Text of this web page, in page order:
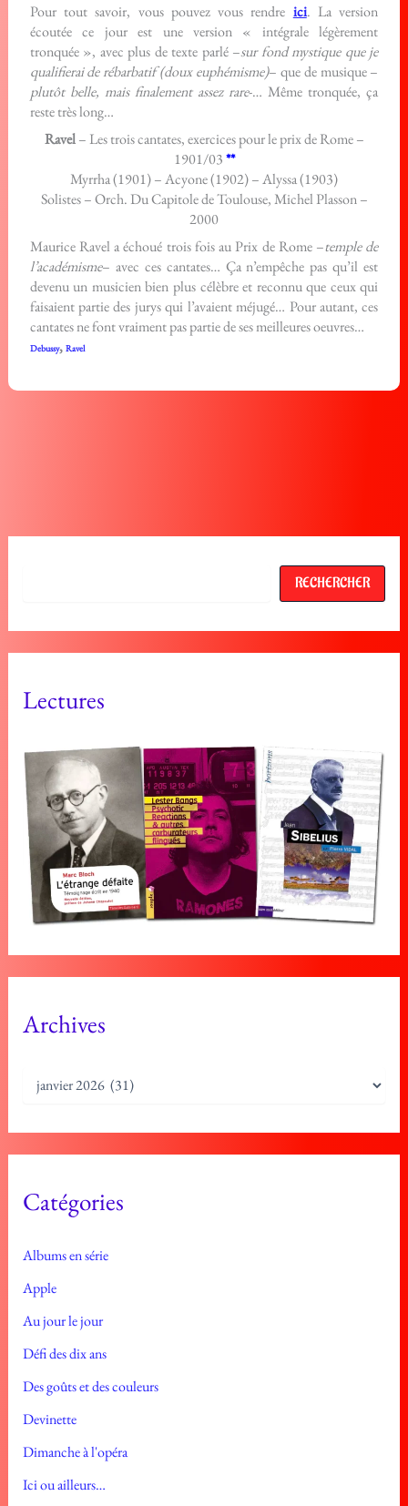
Pour tout savoir, vous pouvez vous rendre ici. La version
écoutée ce jour est une version « intégrale légèrement
tronquée », avec plus de texte parlé –sur fond mystique que je
qualifierai de rébarbatif (doux euphémisme)– que de musique –
plutôt belle, mais finalement assez rare-… Même tronquée, ça
reste très long…
Ravel– Les trois cantates, exercices pour le prix de Rome –
1901/03**
Myrrha (1901) – Acyone (1902) – Alyssa (1903)
Solistes – Orch. Du Capitole de Toulouse, Michel Plasson –
2000
Maurice Ravel a échoué trois fois au Prix de Rome –temple de
l’académisme– avec ces cantates… Ça n’empêche pas qu’il est
devenu un musicien bien plus célèbre et reconnu que ceux qui
faisaient partie des jurys qui l’avaient méjugé… Pour autant, ces
cantates ne font vraiment pas partie de ses meilleures oeuvres…
Debussy, Ravel
RECHERCHER
Lectures
Archives
h
sCatégories
Albums en série
Apple
Au jour le jour
Défi des dix ans
Des goûts et des couleurs
Devinette
Dimanche à l'opéra
Ici ou ailleurs…